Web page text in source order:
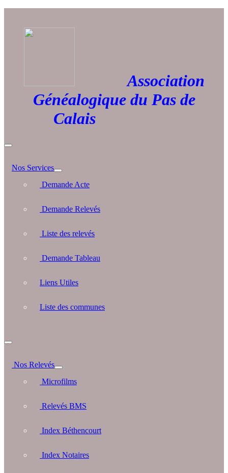
Association
Généalogique du Pas de
Calais
Nos Services
Demande Acte
Demande Relevés
Liste des relevés
Demande Tableau
Liens Utiles
Liste des communes
Nos Relevés
Microfilms
Relevés BMS
Index Béthencourt
Index Notaires